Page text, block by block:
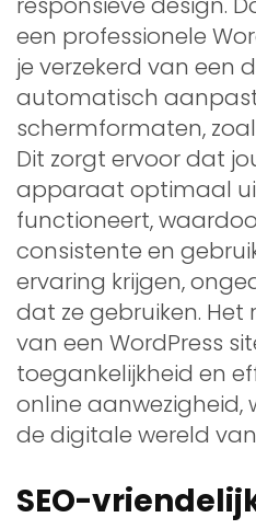
een professionele
je verzekerd van een
automatisch
schermformaten,
Dit zorgt ervoor dat
apparaat optimaal
functioneert,
consistente en
ervaring krijgen,
dat ze gebruiken. Het
van een WordPress
toegankelijkheid en
online aanwezigheid,
de digitale wereld
SEO-